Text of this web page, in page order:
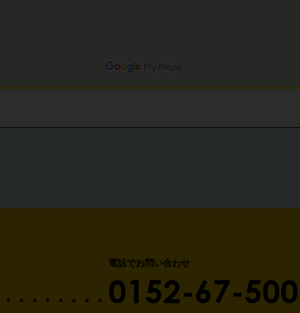
電話でお問い合わせ
0152-67-